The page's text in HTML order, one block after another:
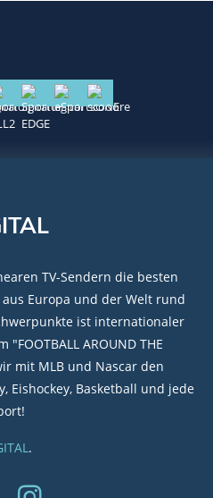
TV-Sendern die besten
Europa und der Welt rund
ist internationaler
AROUND THE
mit MLB und Nascar den
Eishockey, Basketball und jede
.